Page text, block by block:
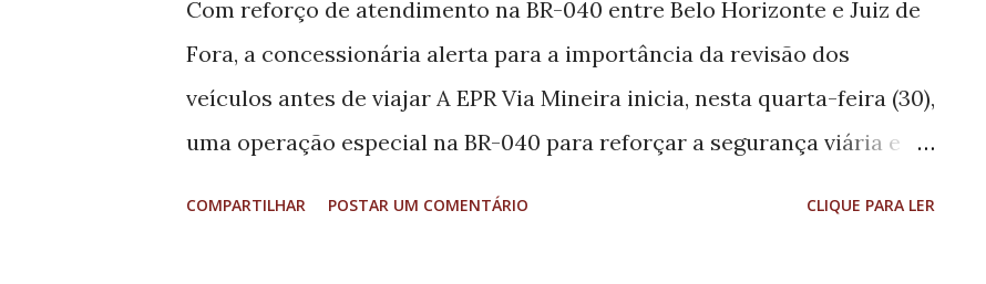
medida socioeducativa. “Isso reafirma o compromisso do Governo de
Minas em oferecer um atendimento mais digno e humanizado aos
adolescentes, buscando ...
Com reforço de atendimento na BR-040 entre Belo Horizonte e Juiz de
Fora, a concessionária alerta para a importância da revisão dos
veículos antes de viajar A EPR Via Mineira inicia, nesta quarta-feira (30),
uma operação especial na BR-040 para reforçar a segurança viária e
COMPARTILHAR POSTAR UM COMENTÁRIO CLIQUE PARA LER